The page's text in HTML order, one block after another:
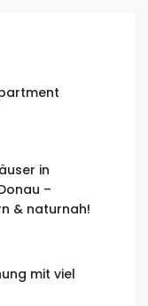
in
–
& naturnah!
mit viel